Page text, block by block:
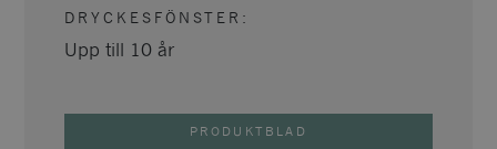
DRYCKESFÖNSTER :
Upp till 10 år
PRODUKTBLAD